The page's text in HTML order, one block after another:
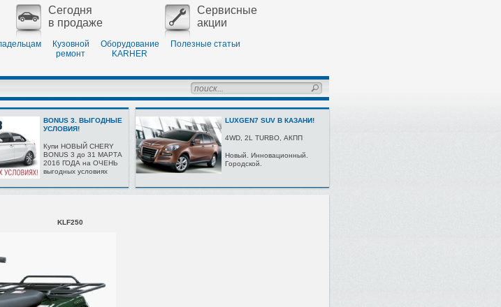
Сегодня
в продаже
Сервисные
акции
Кузовной
ремонт
Оборудование
KARHER
Полезные статьи
BONUS 3. ВЫГОДНЫЕ
УСЛОВИЯ!
Купи НОВЫЙ CHERY
BONUS 3 до 31 МАРТА
2016 ГОДА на ОЧЕНЬ
выгодных условиях
LUXGEN7 SUV В КАЗАНИ!
4WD, 2L TURBО, AКПП
Нoвый. Иннoвaциoнный.
Гoрoдскoй.
KLF250